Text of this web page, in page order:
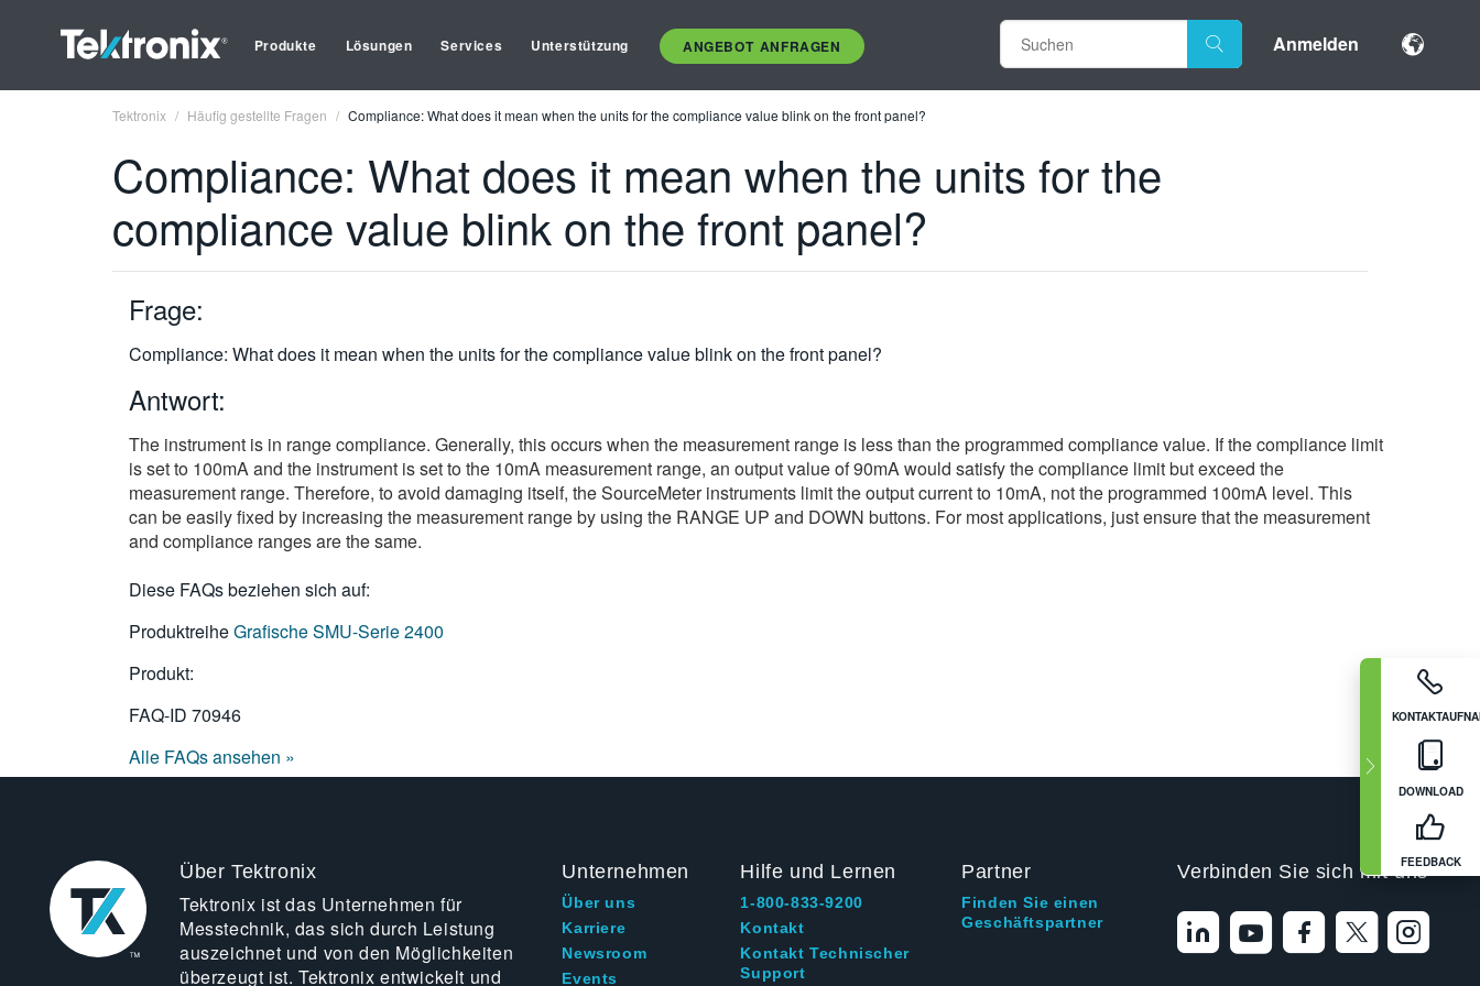
Produkte Lösungen Services Unterstützung ANGEBOT ANFRAGEN Anmelden
DOWNLOAD
FEEDBACK
Tektronix Häufig gestellte Fragen Compliance: What does it mean when the units for the compliance value blink on the front panel?
Compliance: What does it mean when the units for the
compliance value blink on the front panel?
Frage:
Compliance: What does it mean when the units for the compliance value blink on the front panel?
Antwort:
The instrument is in range compliance. Generally, this occurs when the measurement range is less than the programmed compliance value. If the compliance limit
is set to 100mA and the instrument is set to the 10mA measurement range, an output value of 90mA would satisfy the compliance limit but exceed the
measurement range. Therefore, to avoid damaging itself, the SourceMeter instruments limit the output current to 10mA, not the programmed 100mA level. This
can be easily fixed by increasing the measurement range by using the RANGE UP and DOWN buttons. For most applications, just ensure that the measurement
and compliance ranges are the same.
Diese FAQs beziehen sich auf:
ProduktreiheGrafische SMU-Serie 2400
Produkt:
FAQ-ID 70946
Alle FAQs ansehen »
Über Tektronix
Tektronix ist das Unternehmen für
Messtechnik, das sich durch Leistung
auszeichnet und von den Möglichkeiten
überzeugt ist. Tektronix entwickelt und
Unternehmen
Über uns
Karriere
Newsroom
Events
Hilfe und Lernen
1-800-833-9200
Kontakt
Kontakt Technischer
Support
Partner
Finden Sie einen
Geschäftspartner
Verbinden Sie sich mit uns